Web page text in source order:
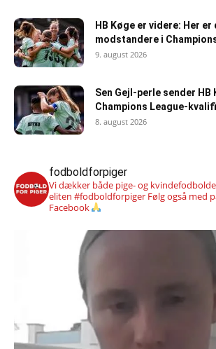
HB Køge er videre: Her er
modstandere i
9. august 2026
Sen Gejl-perle sender HB
Champions League-
8. august 2026
fodboldforpiger
Vi dækker både pige- og
eliten #fodboldforpiger Følg også med
Facebook